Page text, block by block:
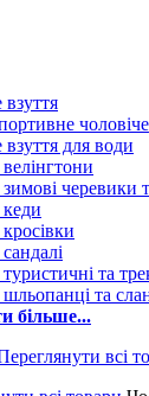
взуття
чоловіче
взуття для води
зимові черевики
кеди
туристичні та
шльопанці та
більше...